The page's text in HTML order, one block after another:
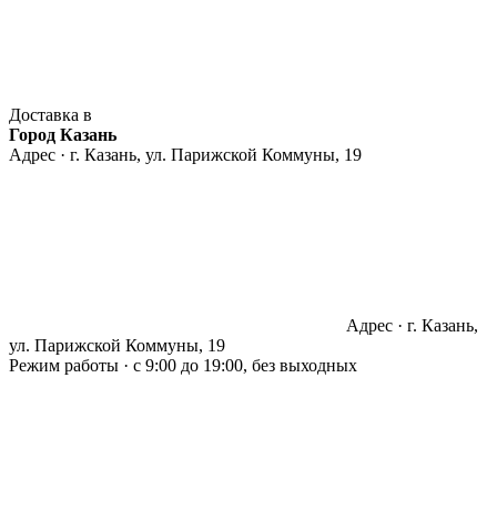
Доставка в
Город Казань
Адрес · г. Казань, ул. Парижской Коммуны, 19
Адрес · г. Казань,
ул. Парижской Коммуны, 19
Режим работы · с 9:00 до 19:00, без выходных